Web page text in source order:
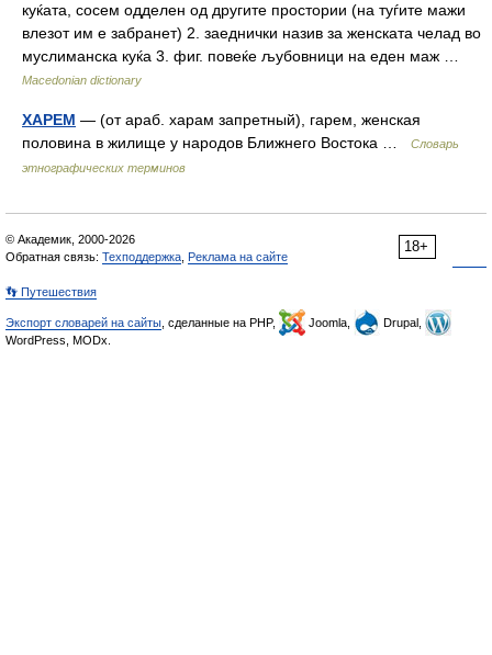
куќата, сосем одделен од другите простории (на туѓите мажи
влезот им е забранет) 2. заеднички назив за женската челад во
муслиманска куќа 3. фиг. повеќе љубовници на еден маж …
Macedonian dictionary
ХАРЕМ — (от араб. харам запретный), гарем, женская
половина в жилище у народов Ближнего Востока …
Словарь
этнографических терминов
18+
© Академик, 2000-2026
Обратная связь: Техподдержка Реклама на сайте
👣 Путешествия
Экспорт словарей на сайты , сделанные на PHP, Joomla,
Drupal,
WordPress, MODx.